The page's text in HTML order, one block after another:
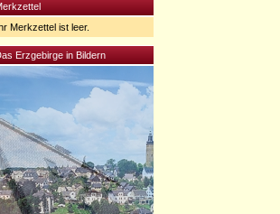
Merkzettel ist leer.
Erzgebirge in Bildern